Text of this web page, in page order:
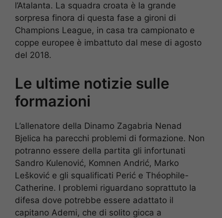
l’Atalanta. La squadra croata è la grande
sorpresa finora di questa fase a gironi di
Champions League, in casa tra campionato e
coppe europee è imbattuto dal mese di agosto
del 2018.
Le ultime notizie sulle
formazioni
L’allenatore della Dinamo Zagabria Nenad
Bjelica ha parecchi problemi di formazione. Non
potranno essere della partita gli infortunati
Sandro Kulenović, Komnen Andrić, Marko
Lešković e gli squalificati Perić e Théophile-
Catherine. I problemi riguardano soprattuto la
difesa dove potrebbe essere adattato il
capitano Ademi, che di solito gioca a